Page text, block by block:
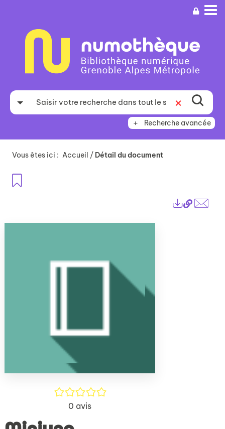
recherche
Recherche avancée
Vous êtes ici : Accueil / Détail du document
Lien
/5
0 avis